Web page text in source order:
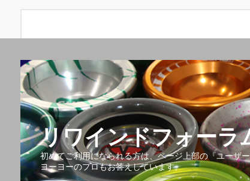
リワインドフォーラ
初めてご利用になられる方は、ページ上部の『ユーザ
ヨーヨーのプロもお答えしています。